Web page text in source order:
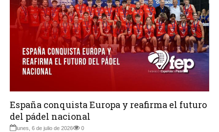
España conquista Europa y reafirma el futuro
del pádel nacional
lunes, 6 de julio de 2026 0